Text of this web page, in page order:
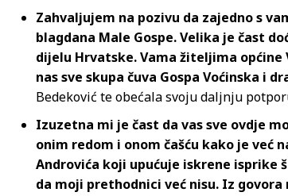
Zahvaljujem na pozivu da zajedno s
blagdana Male Gospe. Velika je čast
dijelu Hrvatske. Vama žiteljima općine
nas sve skupa čuva Gospa Voćinska i
Bedeković te obećala svoju daljnju
Izuzetna mi je čast da vas sve ovdje
onim redom i onom čašću kako je već
Androvića koji upućuje iskrene isprike
da moji prethodnici već nisu. Iz